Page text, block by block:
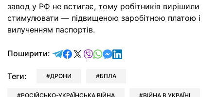
завод у РФ не встигає, тому робітників вирішили
стимулювати — підвищеною заробітною платою і
вилученням паспортів.
Поширити: відправити у Telegram
поділитись у Facebook
поділитись у X
відправити у Viber
відправити у Whatsapp
відправити у Messenger
відправити у LinkedIn
Теги: ДРОНИ БПЛА
РОСІЙСЬКО-УКРАЇНСЬКА ВІЙНА ВІЙНА В УКРАЇНІ